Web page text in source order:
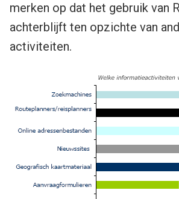
merken op dat het gebruik van
achterblijft ten opzichte van
activiteiten.